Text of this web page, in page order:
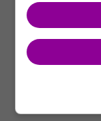
Resta da capire
oppure no; in
vorrà del
prodigio…